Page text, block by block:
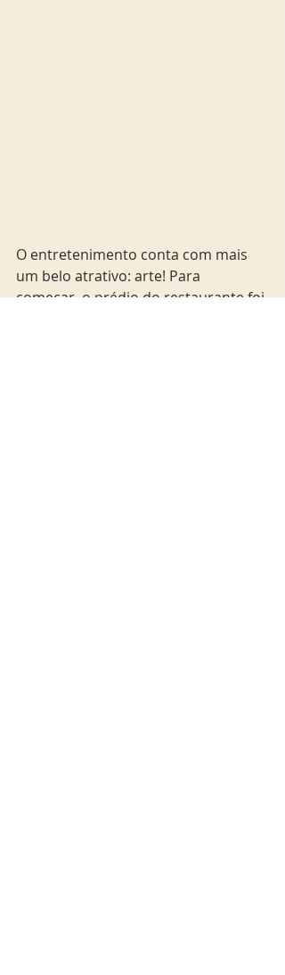
O entretenimento conta com mais
um belo atrativo: arte! Para
começar, o prédio do restaurante foi